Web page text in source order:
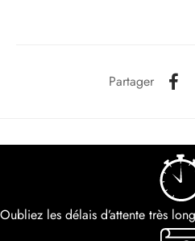
Partager
Oubliez les délais d’attente très